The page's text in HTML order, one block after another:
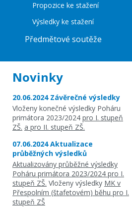
Propozice ke stažení
Výsledky ke stažení
Předmětové soutěže
Novinky
20.06.2024 Závěrečné výsledky
Vloženy konečné výsledky Poháru
primátora 2023/2024 pro I. stupeň
ZŠ. a pro II. stupeň ZŠ.
07.06.2024 Aktualizace
průběžných výsledků
Aktualizovány průběžné výsledky
Poháru primátora 2023/2024 pro I.
stupeň ZŠ. Vloženy výsledky MK v
Přespolním (štafetovém) běhu pro I.
stupeň ZŠ